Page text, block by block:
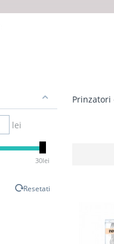
lei
30lei
Resetati
Prinzatori